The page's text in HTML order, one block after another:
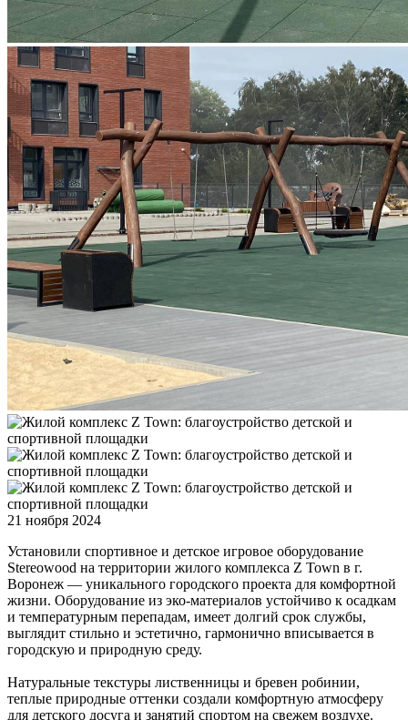
21 ноября 2024
Установили спортивное и детское игровое оборудование
Stereowood на территории жилого комплекса Z Town в г.
Воронеж — уникального городского проекта для комфортной
жизни. Оборудование из эко-материалов устойчиво к осадкам
и температурным перепадам, имеет долгий срок службы,
выглядит стильно и эстетично, гармонично вписывается в
городскую и природную среду.
Натуральные текстуры лиственницы и бревен робинии,
теплые природные оттенки создали комфортную атмосферу
для детского досуга и занятий спортом на свежем воздухе.